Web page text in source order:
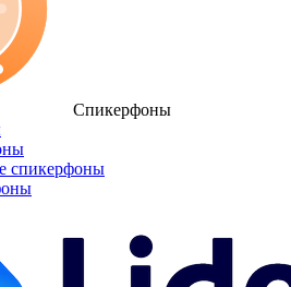
Спикерфоны
спикерфоны